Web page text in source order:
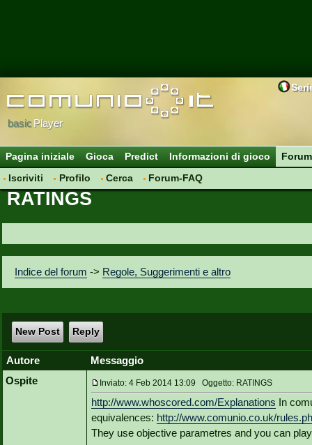
basicPlayer
Pagina iniziale Gioca Predict Informazioni di gioco
Forum
Iscriviti
Profilo Cerca Forum-FAQ
RATINGS
Indice del forum -> Regole, Suggerimenti e altro
New Post Reply
Autore
Messaggio
Ospite
Inviato: 4 Feb 2014 13:09 Oggetto: RATINGS
http://www.whoscored.com/Explanations In
equivalences: http://www.comunio.co.uk/
They use objective parametres and you can